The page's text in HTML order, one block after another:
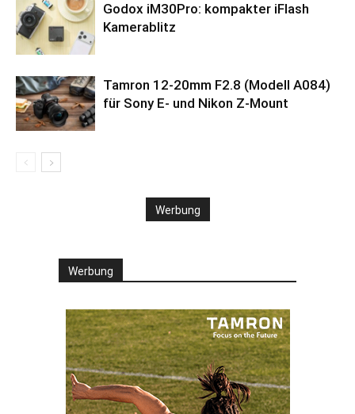
Godox iM30Pro: kompakter iFlash
Kamerablitz
Tamron 12-20mm F2.8 (Modell A084)
für Sony E- und Nikon Z-Mount
Werbung
Werbung